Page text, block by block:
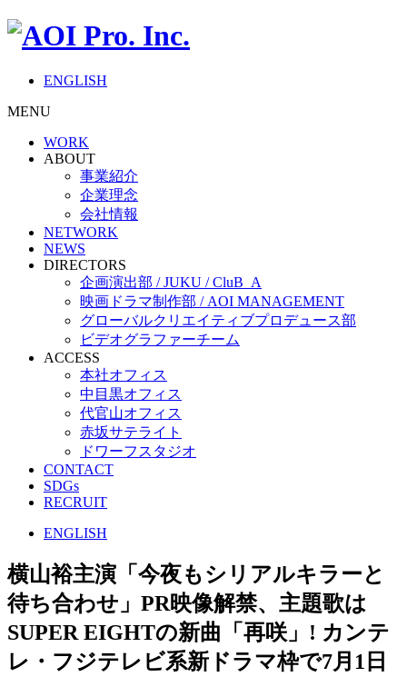
ENGLISH
MENU
WORK
ABOUT
事業紹介
企業理念
会社情報
NETWORK
NEWS
DIRECTORS
企画演出部 / JUKU / CluB_A
映画ドラマ制作部 / AOI MANAGEMENT
グローバルクリエイティブプロデュース部
ビデオグラファーチーム
ACCESS
本社オフィス
中目黒オフィス
代官山オフィス
赤坂サテライト
ドワーフスタジオ
CONTACT
SDGs
RECRUIT
ENGLISH
横山裕主演「今夜もシリアルキラーと
待ち合わせ」PR映像解禁、主題歌は
SUPER EIGHTの新曲「再咲」! カンテ
レ・フジテレビ系新ドラマ枠で7月1日